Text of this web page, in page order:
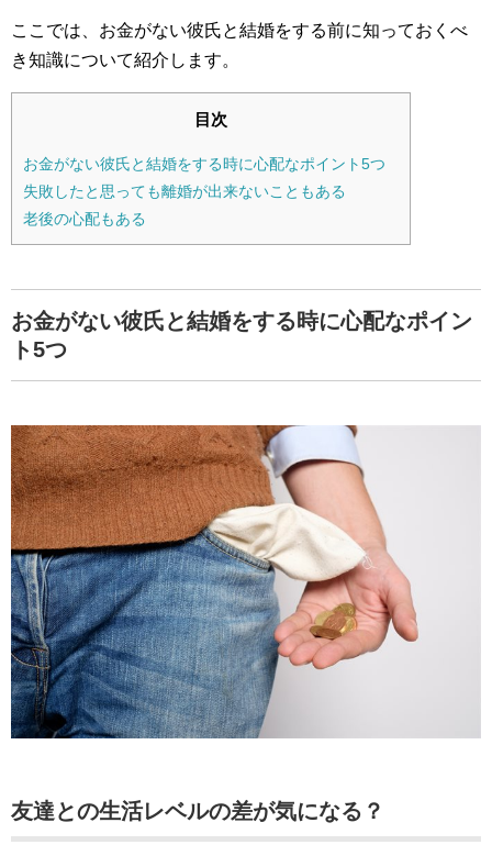
ここでは、お金がない彼氏と結婚をする前に知っておくべ
き知識について紹介します。
目次
お金がない彼氏と結婚をする時に心配なポイント5つ
失敗したと思っても離婚が出来ないこともある
老後の心配もある
お金がない彼氏と結婚をする時に心配なポイン
ト5つ
友達との生活レベルの差が気になる？